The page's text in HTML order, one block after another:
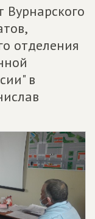
Вурнарского
отделения
в